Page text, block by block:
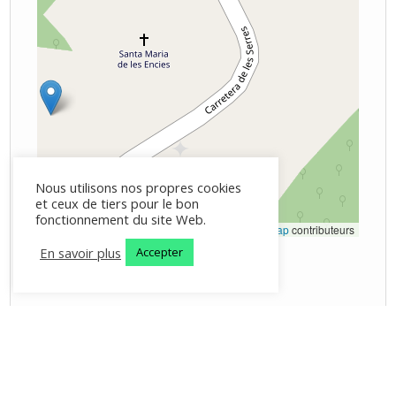
Brochure|© OpenStreetMapcontributeurs
Nous utilisons nos propres cookies
et ceux de tiers pour le bon
fonctionnement du site Web.
En savoir plus
Accepter